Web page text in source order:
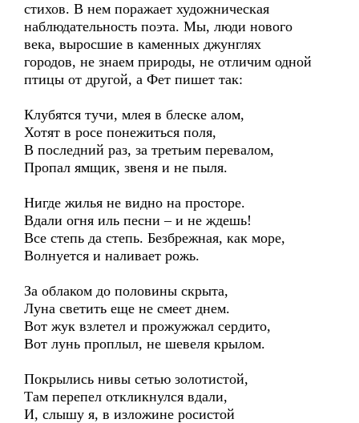
стихов. В нем поражает художническая
наблюдательность поэта. Мы, люди нового
века, выросшие в каменных джунглях
городов, не знаем природы, не отличим одной
птицы от другой, а Фет пишет так:
Клубятся тучи, млея в блеске алом,
Хотят в росе понежиться поля,
В последний раз, за третьим перевалом,
Пропал ямщик, звеня и не пыля.
Нигде жилья не видно на просторе.
Вдали огня иль песни – и не ждешь!
Все степь да степь. Безбрежная, как море,
Волнуется и наливает рожь.
За облаком до половины скрыта,
Луна светить еще не смеет днем.
Вот жук взлетел и прожужжал сердито,
Вот лунь проплыл, не шевеля крылом.
Покрылись нивы сетью золотистой,
Там перепел откликнулся вдали,
И, слышу я, в изложине росистой